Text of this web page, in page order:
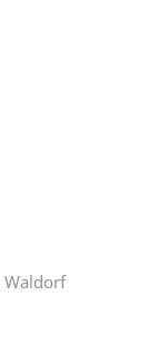
Waldorf